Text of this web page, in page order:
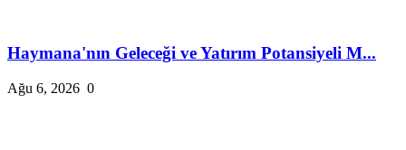
Haymana'nın Geleceği ve Yatırım Potansiyeli M...
Ağu 6, 2026 0